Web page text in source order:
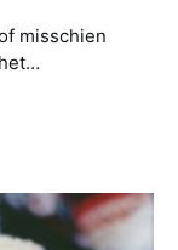
misschien